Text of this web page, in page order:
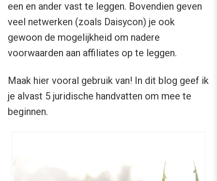
een en ander vast te leggen. Bovendien geven
veel netwerken (zoals Daisycon) je ook
gewoon de mogelijkheid om nadere
voorwaarden aan affiliates op te leggen.
Maak hier vooral gebruik van! In dit blog geef ik
je alvast 5 juridische handvatten om mee te
beginnen.